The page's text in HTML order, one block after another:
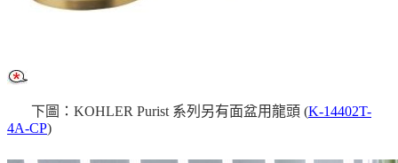
下圖：KOHLER Purist 系列另有面盆用龍頭 (K-14402T-
4A-CP)